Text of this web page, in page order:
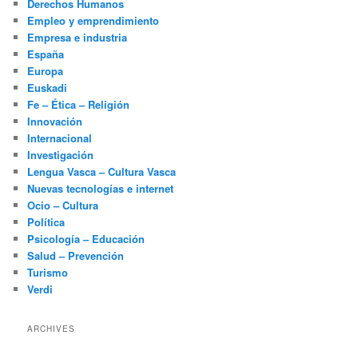
Derechos Humanos
Empleo y emprendimiento
Empresa e industria
España
Europa
Euskadi
Fe – Ética – Religión
Innovación
Internacional
Investigación
Lengua Vasca – Cultura Vasca
Nuevas tecnologías e internet
Ocio – Cultura
Política
Psicología – Educación
Salud – Prevención
Turismo
Verdi
ARCHIVES